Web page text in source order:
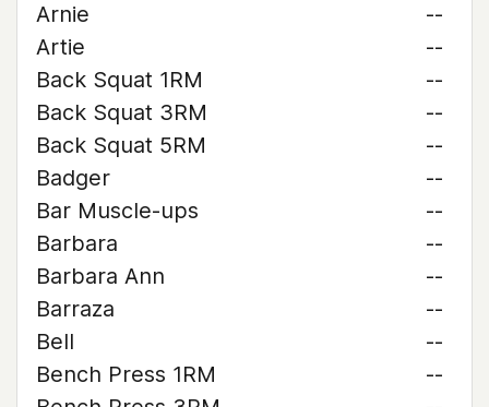
Arnie
--
Artie
--
Back Squat 1RM
--
Back Squat 3RM
--
Back Squat 5RM
--
Badger
--
Bar Muscle-ups
--
Barbara
--
Barbara Ann
--
Barraza
--
Bell
--
Bench Press 1RM
--